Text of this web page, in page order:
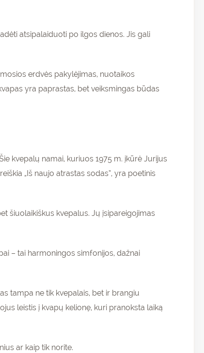
atsipalaiduoti po ilgos dienos. Jis gali
erdvės pakylėjimas, nuotaikos
yra paprastas, bet veiksmingas būdas
kvepalų namai, kuriuos 1975 m. įkūrė Jurijus
„Iš naujo atrastas sodas”, yra poetinis
šiuolaikiškus kvepalus. Jų įsipareigojimas
– tai harmoningos simfonijos, dažnai
tampa ne tik kvepalais, bet ir brangiu
leistis į kvapų kelionę, kuri pranoksta laiką
ar kaip tik norite.